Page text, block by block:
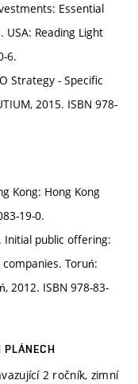
Essential
Reading Light
6.
Strategy - Specific
2015. ISBN 978-
Kong: Hong Kong
19-0.
Initial public offering:
Toruń:
2012. ISBN 978-83-
PLÁNECH
2 ročník, zimní